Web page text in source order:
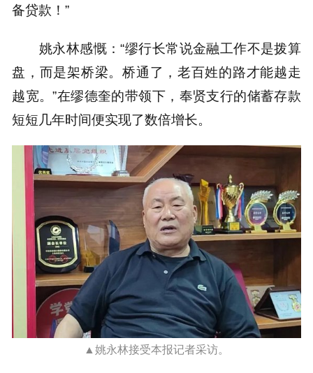
备贷款！”
姚永林感慨：“缪行长常说金融工作不是拨算
盘，而是架桥梁。桥通了，老百姓的路才能越走
越宽。”在缪德奎的带领下，奉贤支行的储蓄存款
短短几年时间便实现了数倍增长。
▲姚永林接受本报记者采访。